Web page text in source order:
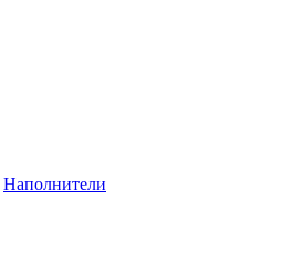
Наполнители